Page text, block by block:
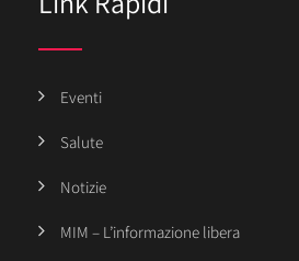
Eventi
Salute
Notizie
MIM – L’informazione libera